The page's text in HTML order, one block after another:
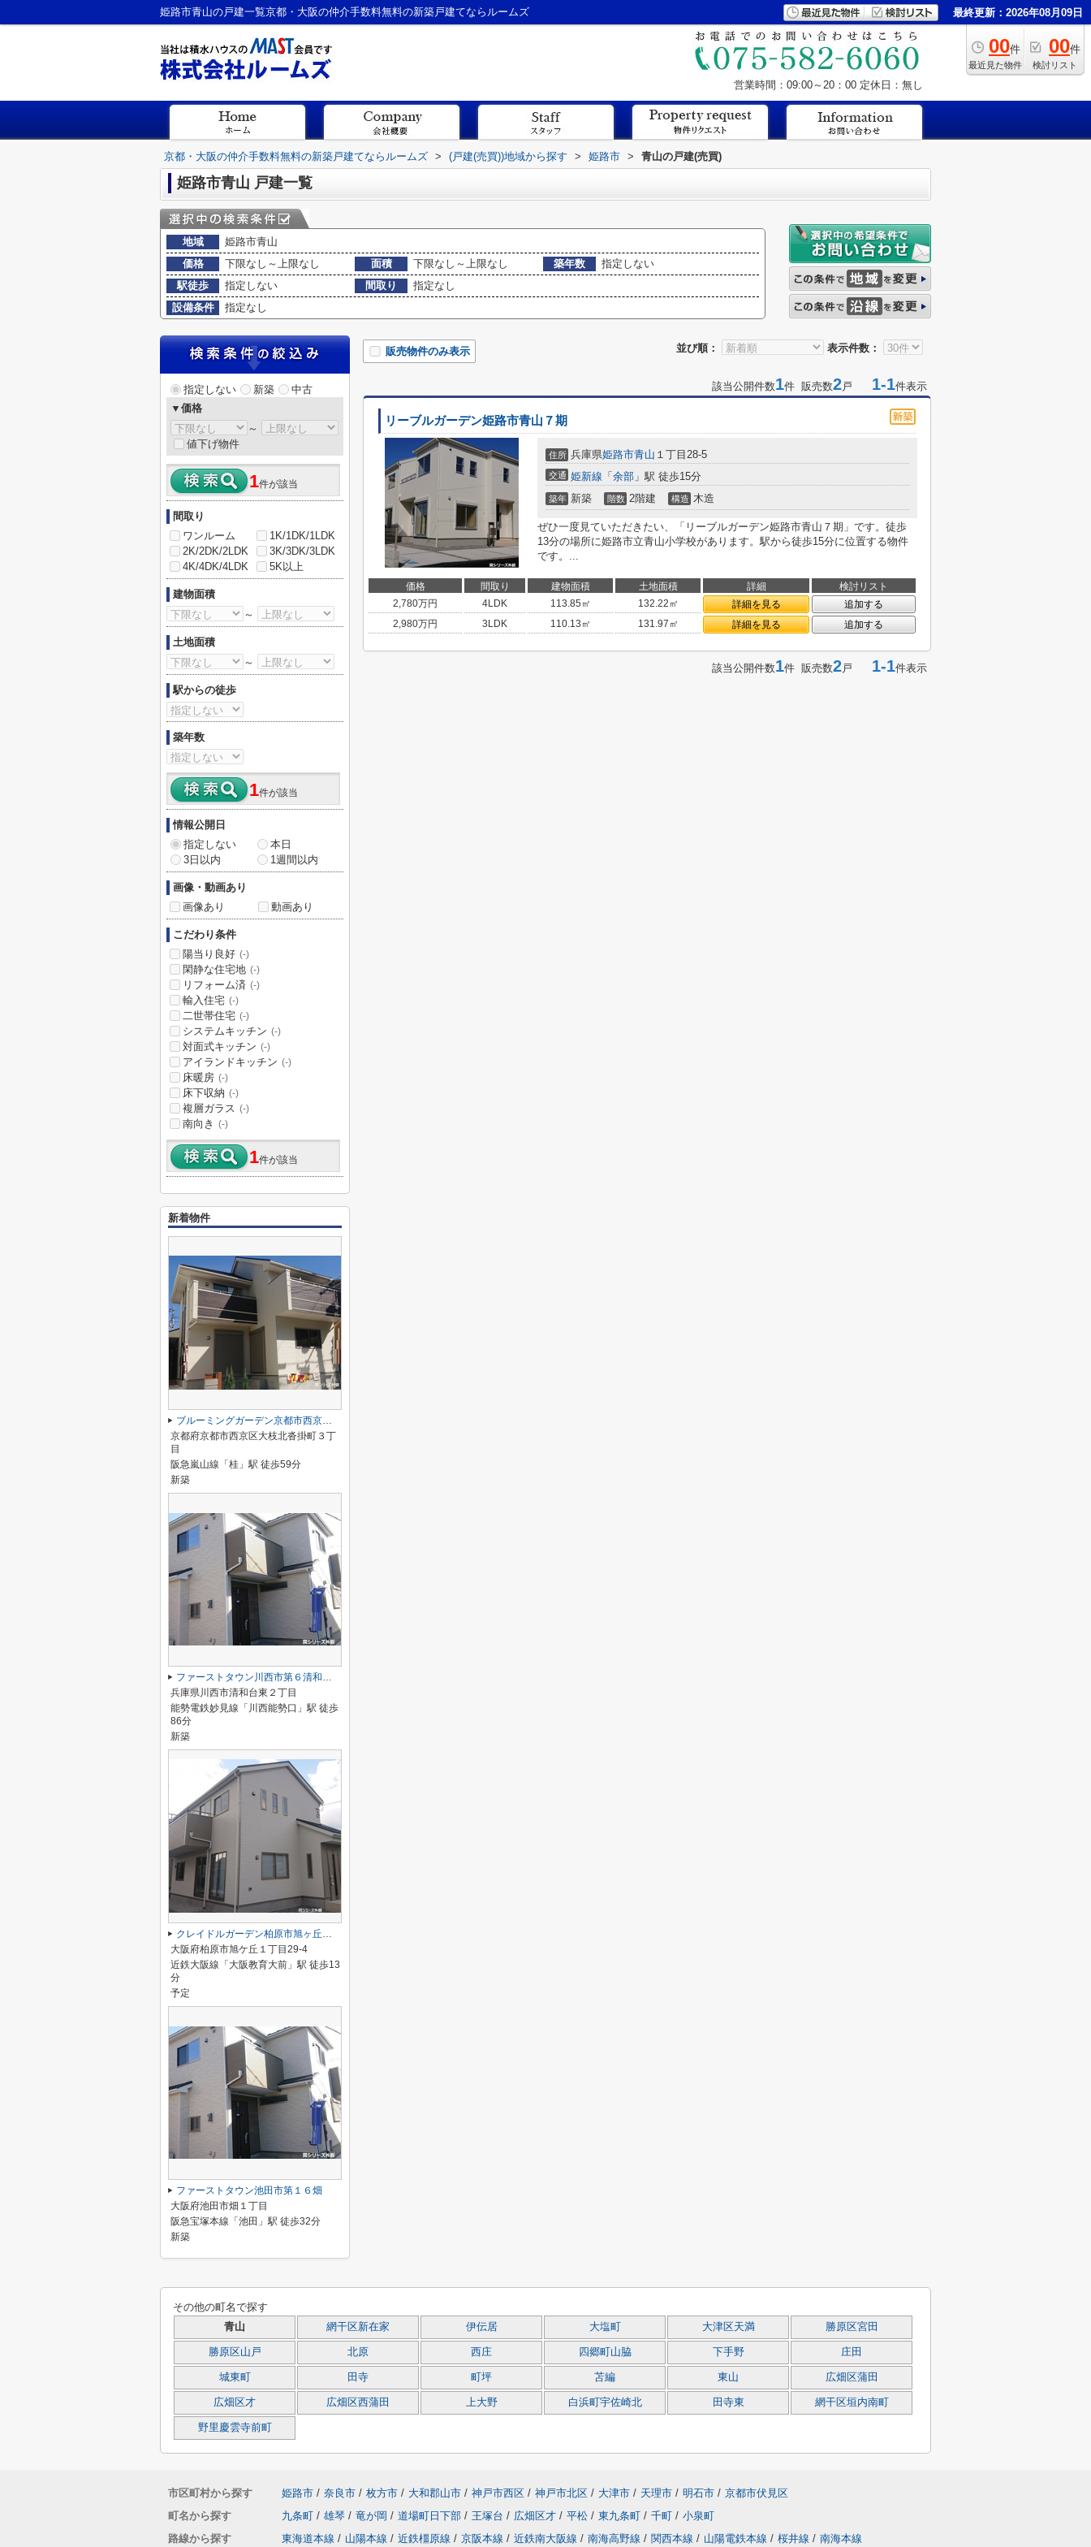
姫路市青山の戸建一覧京都・大阪の仲介手数料無料の新築戸建てならルームズ 最終更新：2026年08月09日
00件
最近見た物件
00件
検討リスト
営業時間：09:00～20：00 定休日：無し
京都・大阪の仲介手数料無料の新築戸建てならルームズ > (戸建(売買))地域から探す > 姫路市 > 青山の戸建(売買)
姫路市青山 戸建一覧
地域
姫路市青山
価格
下限なし～上限なし 面積 下限なし～上限なし 築年数
指定しない
駅徒歩
指定しない 間取り
指定なし
設備条件
指定なし
並び順： 表示件数：
販売物件のみ表示
該当公開件数1件 販売数2戸 1-1件表示
リーブルガーデン姫路市青山７期
住所 兵庫県姫路市青山 １丁目28-5
交通 姫新線 「 余部 」駅 徒歩15分
築年 新築 階数 2階建 構造 木造
ぜひ一度見ていただきたい、「リーブルガーデン姫路市青山７期」です。徒歩
13分の場所に姫路市立青山小学校があります。駅から徒歩15分に位置する物件
です。...
価格 間取り 建物面積 土地面積 詳細
検討リスト
2,780万円 4LDK 113.85㎡ 132.22㎡ 詳細を見る
追加する
2,980万円 3LDK 110.13㎡ 131.97㎡ 詳細を見る 追加する
該当公開件数1件 販売数2戸 1-1件表示
指定しない 新築
中古
▼価格
～
値下げ物件
1件が該当
間取り
ワンルーム
1K/1DK/1LDK
2K/2DK/2LDK
3K/3DK/3LDK
4K/4DK/4LDK
5K以上
建物面積
～
土地面積
～
駅からの徒歩
築年数
1件が該当
情報公開日
指定しない
本日
3日以内
1週間以内
画像・動画あり
画像あり
動画あり
こだわり条件
陽当り良好 (-)
閑静な住宅地 (-)
リフォーム済 (-)
輸入住宅 (-)
二世帯住宅 (-)
システムキッチン (-)
対面式キッチン (-)
アイランドキッチン (-)
床暖房 (-)
床下収納 (-)
複層ガラス (-)
南向き (-)
1件が該当
新着物件
ブルーミングガーデン京都市西京区大枝北沓掛町３丁目
京都府京都市西京区大枝北沓掛町３丁
目
阪急嵐山線「桂」駅 徒歩59分
新築
ファーストタウン川西市第６清和台東
兵庫県川西市清和台東２丁目
能勢電鉄妙見線「川西能勢口」駅 徒歩
86分
新築
クレイドルガーデン柏原市旭ヶ丘第２
大阪府柏原市旭ケ丘１丁目29-4
近鉄大阪線「大阪教育大前」駅 徒歩13
分
予定
ファーストタウン池田市第１６畑
大阪府池田市畑１丁目
阪急宝塚本線「池田」駅 徒歩32分
新築
その他の町名で探す
青山 網干区新在家 伊伝居 大塩町 大津区天満 勝原区宮田
勝原区山戸 北原 西庄 四郷町山脇 下手野 庄田
城東町 田寺 町坪 苫編 東山 広畑区蒲田
広畑区才 広畑区西蒲田 上大野 白浜町宇佐崎北 田寺東 網干区垣内南町
野里慶雲寺前町
市区町村から探す 姫路市 / 奈良市 / 枚方市 / 大和郡山市 / 神戸市西区 / 神戸市北区 / 大津市 / 天理市 / 明石市 / 京都市伏見区
町名から探す
九条町 / 雄琴 / 竜が岡 / 道場町日下部 / 王塚台 / 広畑区才 / 平松 / 東九条町 / 千町 / 小泉町
路線から探す
東海道本線 / 山陽本線 / 近鉄橿原線 / 京阪本線 / 近鉄南大阪線 / 南海高野線 / 関西本線 / 山陽電鉄本線 / 桜井線 / 南海本線